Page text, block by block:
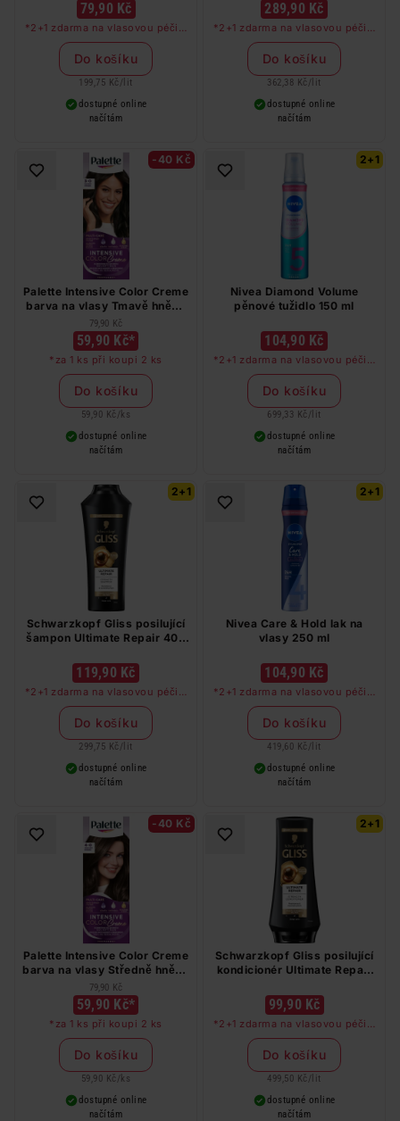
79,90 Kč
*2+1 zdarma na vlasovou péči v
libovolné kombinaci, nejlevnější
produkt zdarma. Neplatí na
barvy na vlasy a cestovní balení.
Do košíku
199,75 Kč / lit
dostupné online
načítám
289,90 Kč
*2+1 zdarma na vlasovou péči v
libovolné kombinaci, nejlevnější
produkt zdarma. Neplatí na
barvy na vlasy a cestovní balení.
Do košíku
362,38 Kč / lit
dostupné online
načítám
-40 Kč
Palette Intensive Color Creme
barva na vlasy Tmavě hnědý
3-0
79,90 Kč
59,90 Kč*
*za 1 ks při koupi 2 ks
Do košíku
59,90 Kč / ks
dostupné online
načítám
2+1
Nivea Diamond Volume
pěnové tužidlo 150 ml
104,90 Kč
*2+1 zdarma na vlasovou péči v
libovolné kombinaci, nejlevnější
produkt zdarma. Neplatí na
barvy na vlasy a cestovní balení.
Do košíku
699,33 Kč / lit
dostupné online
načítám
2+1
Schwarzkopf Gliss posilující
šampon Ultimate Repair 400
119,90 Kč
*2+1 zdarma na vlasovou péči v
libovolné kombinaci, nejlevnější
produkt zdarma. Neplatí na
barvy na vlasy a cestovní balení.
Do košíku
299,75 Kč / lit
dostupné online
načítám
2+1
Nivea Care & Hold lak na
vlasy 250 ml
104,90 Kč
*2+1 zdarma na vlasovou péči v
libovolné kombinaci, nejlevnější
produkt zdarma. Neplatí na
barvy na vlasy a cestovní balení.
Do košíku
419,60 Kč / lit
dostupné online
načítám
-40 Kč
Palette Intensive Color Creme
barva na vlasy Středně hnědý
4-0
79,90 Kč
59,90 Kč*
*za 1 ks při koupi 2 ks
Do košíku
59,90 Kč / ks
dostupné online
načítám
2+1
Schwarzkopf Gliss posilující
kondicionér Ultimate Repair
99,90 Kč
*2+1 zdarma na vlasovou péči v
libovolné kombinaci, nejlevnější
produkt zdarma. Neplatí na
barvy na vlasy a cestovní balení.
Do košíku
499,50 Kč / lit
dostupné online
načítám